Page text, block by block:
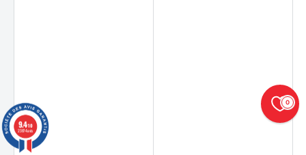
0
9.4/10
23874 avis